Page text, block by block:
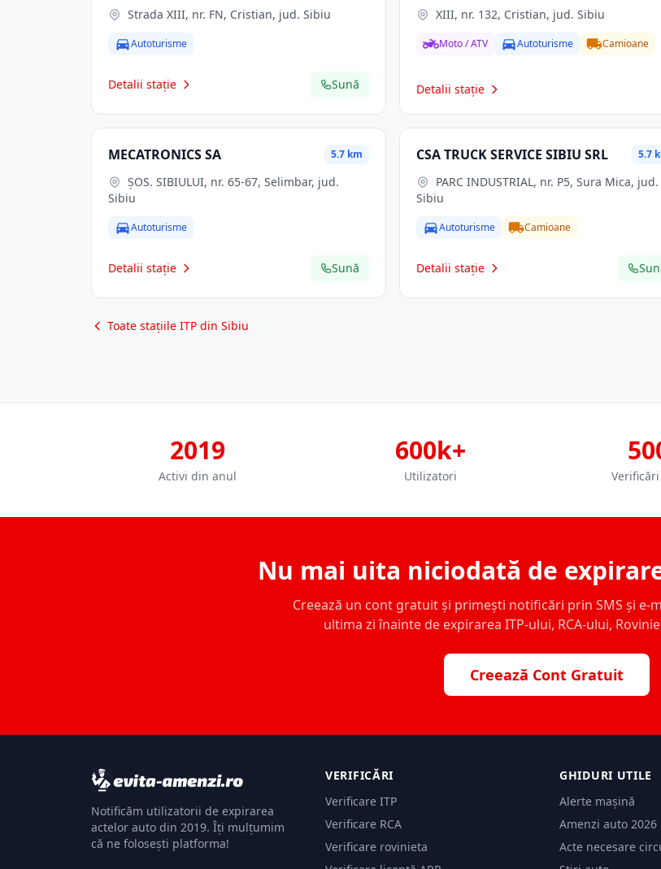
Strada XIII, nr. FN, Cristian, jud. Sibiu
Autoturisme
Detalii stație Sună
XIII, nr. 132, Cristian, jud. Sibiu
Moto / ATV Autoturisme Camioane
Detalii stație
MECATRONICS SA 5.7 km
Sibiu
Autoturisme
Detalii stație Sună
CSA TRUCK SERVICE SIBIU SRL 5.7
Sibiu
Autoturisme Camioane
Detalii stație
Toate stațiile ITP din Sibiu
2019
Activi din anul
600k+
Utilizatori
Nu mai uita niciodată de
Creează un cont gratuit și primești notificări prin SMS și e-
ultima zi înainte de expirarea ITP-ului, RCA-ului,
Creează Cont Gratuit
Notificăm utilizatorii de expirarea
actelor auto din 2019. Îți mulțumim
că ne folosești platforma!
VERIFICĂRI
Verificare ITP
Verificare RCA
Verificare rovinieta
GHIDURI UTILE
Alerte mașină
Amenzi auto 2026
Acte necesare